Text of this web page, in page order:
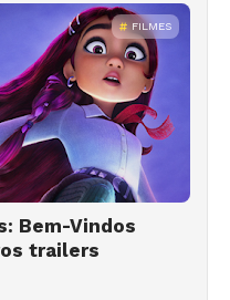
FILMES
Bem-Vindos
trailers